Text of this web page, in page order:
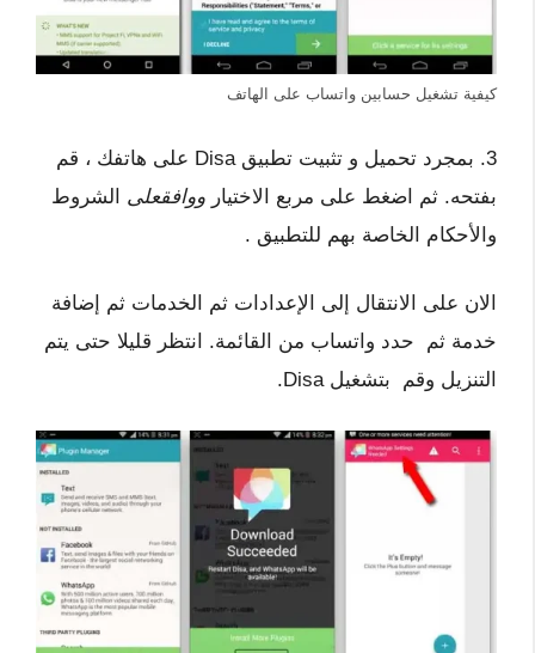
كيفية تشغيل حسابين واتساب على الهاتف
3. بمجرد تحميل و تثبيت تطبيق Disa على هاتفك ، قم
بفتحه. ثم اضغط على مربع الاختيار ووافقعلى الشروط
والأحكام الخاصة بهم للتطبيق .
الان على الانتقال إلى الإعدادات ثم الخدمات ثم إضافة
خدمة ثم حدد واتساب من القائمة. انتظر قليلا حتى يتم
التنزيل وقم بتشغيل Disa.